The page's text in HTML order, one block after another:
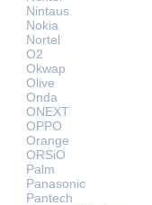
Nintaus
Nokia
Nortel
O2
Okwap
Olive
Onda
ONEXT
OPPO
Orange
ORSiO
Palm
Panasonic
Pantech